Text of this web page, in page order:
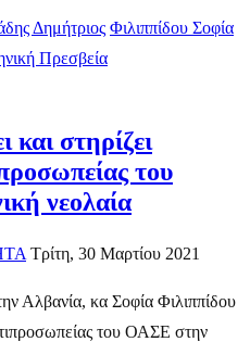
Δημήτριος Φιλιππίδου Σοφία
Πρεσβεία
στηρίζει
του
νεολαία
Τρίτη, 30 Μαρτίου 2021
Αλβανία, κα Σοφία Φιλιππίδου
του ΟΑΣΕ στην